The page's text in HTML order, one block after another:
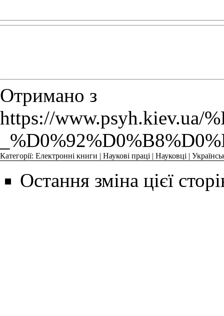
Отримано з
https://www.psyh.kiev.ua/
Категорії: Електронні книги | Наукові праці | Науковці |
Остання зміна цієї